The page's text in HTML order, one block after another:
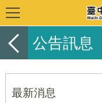
公告訊息
最新消息